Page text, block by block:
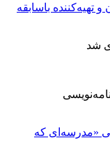
تهیه‌کننده باسابقه
«مدرسه‌ای که